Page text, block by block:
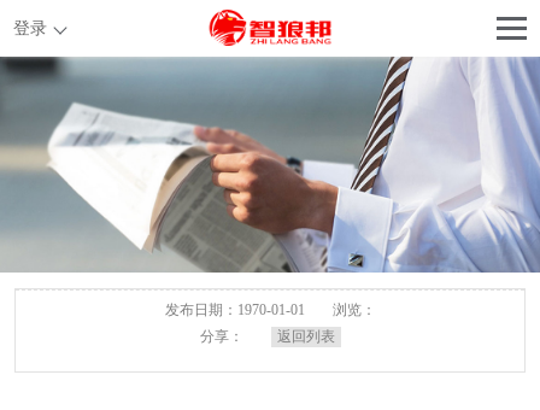
登录
发布日期：1970-01-01
浏览：
分享：
返回列表